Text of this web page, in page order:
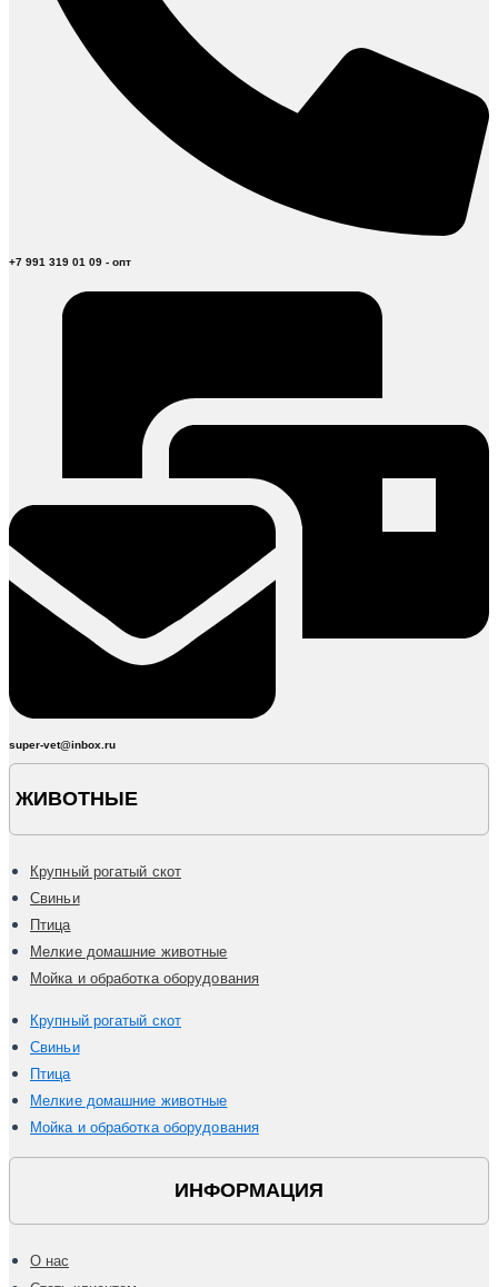
+7 991 319 01 09 - опт
super-vet@inbox.ru
ЖИВОТНЫЕ
Крупный рогатый скот
Свиньи
Птица
Мелкие домашние животные
Мойка и обработка оборудования
Крупный рогатый скот
Свиньи
Птица
Мелкие домашние животные
Мойка и обработка оборудования
ИНФОРМАЦИЯ
О нас